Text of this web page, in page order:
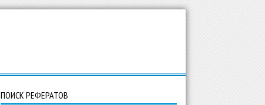
ПОИСК РЕФЕРАТОВ